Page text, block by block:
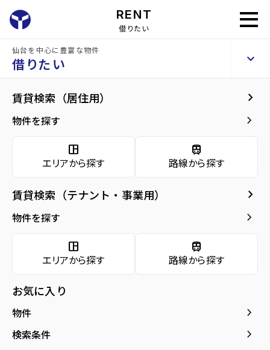
RENT
借りたい
仙台を中心に豊富な物件
借りたい keyboard_arrow_up
賃貸検索（居住用） keyboard_arrow_right
物件を探す keyboard_arrow_right
space_dashboard
エリアから探す
train
路線から探す
賃貸検索（テナント・事業用） keyboard_arrow_right
物件を探す keyboard_arrow_right
space_dashboard
エリアから探す
train
路線から探す
お気に入り
物件 keyboard_arrow_right
検索条件 keyboard_arrow_right
賃貸マンション 将監団地二街区
建物概要
現在募集中の物件arrow_forward
arrow_forward
地図・周辺環境 arrow_forward
将監団地二街区
アクセス
宮城交通バス バス停『将監九丁目』から徒
仙台市地下鉄南北線/八乙女駅 徒歩36分